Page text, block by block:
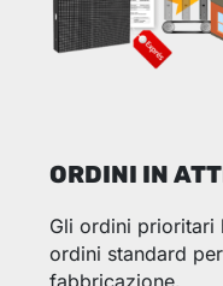
ORDINI IN
Gli ordini prioritari
ordini standard
fabbricazione.